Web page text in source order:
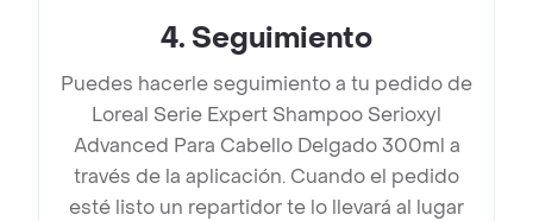
4. Seguimiento
Puedes hacerle seguimiento a tu pedido de
Loreal Serie Expert Shampoo Serioxyl
Advanced Para Cabello Delgado 300ml a
través de la aplicación. Cuando el pedido
esté listo un repartidor te lo llevará al lugar